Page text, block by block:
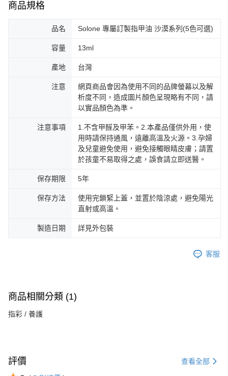
商品規格
品名 Solone 專屬訂製指甲油 沙漠系列(5色可選)
容量 13ml
產地 台灣
注意
網頁商品會因為使用不同的品牌螢幕以及解
析度不同，造成圖片顏色呈現略有不同，請
以實品顏色為準。
注意事項
1.不含甲醛及甲苯。2.本產品僅供外用，使
用時請保持通風，遠離高溫及火源。3.孕婦
及兒童避免使用，避免接觸眼睛皮膚；請置
於孩童不易取得之處，誤食請立即送醫。
保存期限 5年
保存方法
使用完鎖緊上蓋，並置於陰涼處，避免陽光
直射或高溫。
製造日期 詳見外包裝
客服
商品相關分類 (1)
指彩 / 養護
評價 查看全部